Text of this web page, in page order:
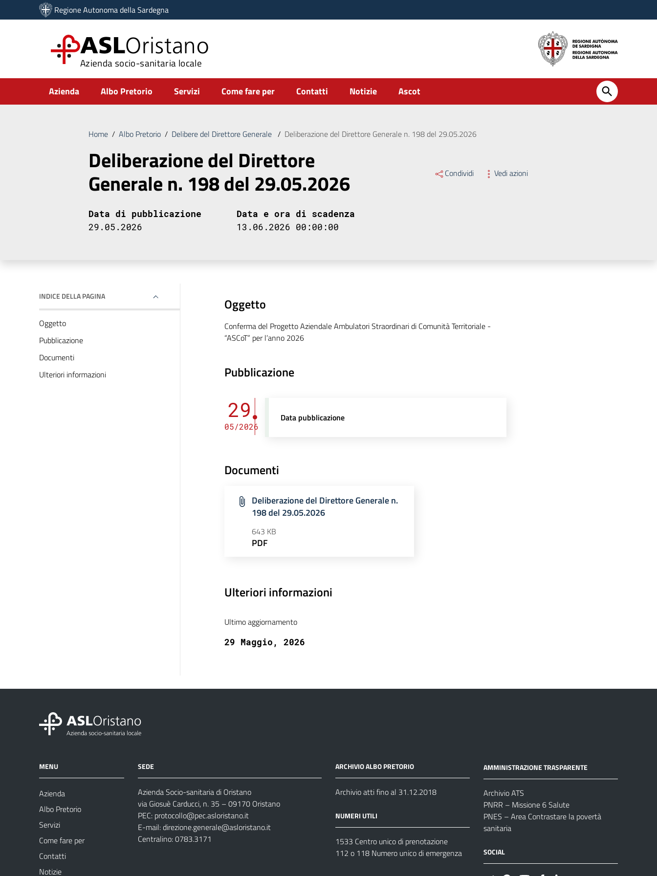
Vai ai contenuti
Vai al menu di navigazione
Regione Autonoma della Sardegna
ASLOristano
Azienda socio-sanitaria locale
Submenu
Azienda Albo Pretorio Servizi Come fare per Contatti Notizie Ascot
Home / Albo Pretorio / Delibere del Direttore Generale / Deliberazione del Direttore Generale n. 198 del 29.05.2026
Deliberazione del Direttore
Generale n. 198 del 29.05.2026 Condividi Vedi azioni
Data di pubblicazione
29.05.2026
Data e ora di scadenza
13.06.2026 00:00:00
INDICE DELLA PAGINA
Oggetto
Pubblicazione
Documenti
Ulteriori informazioni
Oggetto
Conferma del Progetto Aziendale Ambulatori Straordinari di Comunità Territoriale -
“ASCoT” per l’anno 2026
Pubblicazione
29
05/2026
Data pubblicazione
Documenti
Deliberazione del Direttore Generale n.
198 del 29.05.2026
643 KB
PDF
Ulteriori informazioni
Ultimo aggiornamento
29 Maggio, 2026
MENU
Azienda
Albo Pretorio
Servizi
Come fare per
Contatti
Notizie
SEDE
Azienda Socio-sanitaria di Oristano
via Giosuè Carducci, n. 35 – 09170 Oristano
PEC: protocollo@pec.asloristano.it
E-mail:direzione.generale@asloristano.it
Centralino: 0783.3171
ARCHIVIO ALBO PRETORIO
Archivio atti fino al 31.12.2018
NUMERI UTILI
1533 Centro unico di prenotazione
112 o 118 Numero unico di emergenza
AMMINISTRAZIONE TRASPARENTE
Archivio ATS
PNRR – Missione 6 Salute
PNES – Area Contrastare la povertà
sanitaria
SOCIAL